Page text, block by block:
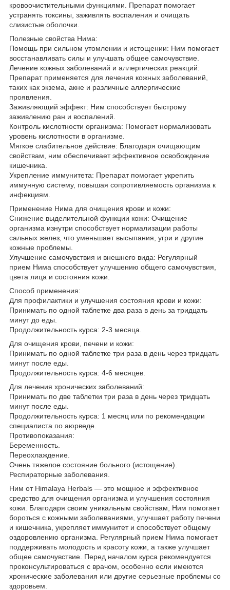
кровоочистительными функциями. Препарат помогает
устранять токсины, заживлять воспаления и очищать
слизистые оболочки.
Полезные свойства Нима:
Помощь при сильном утомлении и истощении: Ним помогает
восстанавливать силы и улучшать общее самочувствие.
Лечение кожных заболеваний и аллергических реакций:
Препарат применяется для лечения кожных заболеваний,
таких как экзема, акне и различные аллергические
проявления.
Заживляющий эффект: Ним способствует быстрому
заживлению ран и воспалений.
Контроль кислотности организма: Помогает нормализовать
уровень кислотности в организме.
Мягкое слабительное действие: Благодаря очищающим
свойствам, ним обеспечивает эффективное освобождение
кишечника.
Укрепление иммунитета: Препарат помогает укрепить
иммунную систему, повышая сопротивляемость организма к
инфекциям.
Применение Нима для очищения крови и кожи:
Снижение выделительной функции кожи: Очищение
организма изнутри способствует нормализации работы
сальных желез, что уменьшает высыпания, угри и другие
кожные проблемы.
Улучшение самочувствия и внешнего вида: Регулярный
прием Нима способствует улучшению общего самочувствия,
цвета лица и состояния кожи.
Способ применения:
Для профилактики и улучшения состояния крови и кожи:
Принимать по одной таблетке два раза в день за тридцать
минут до еды.
Продолжительность курса: 2-3 месяца.
Для очищения крови, печени и кожи:
Принимать по одной таблетке три раза в день через тридцать
минут после еды.
Продолжительность курса: 4-6 месяцев.
Для лечения хронических заболеваний:
Принимать по две таблетки три раза в день через тридцать
минут после еды.
Продолжительность курса: 1 месяц или по рекомендации
специалиста по аюрведе.
Противопоказания:
Беременность.
Переохлаждение.
Очень тяжелое состояние больного (истощение).
Респираторные заболевания.
Ним от Himalaya Herbals — это мощное и эффективное
средство для очищения организма и улучшения состояния
кожи. Благодаря своим уникальным свойствам, Ним помогает
бороться с кожными заболеваниями, улучшает работу печени
и кишечника, укрепляет иммунитет и способствует общему
оздоровлению организма. Регулярный прием Нима помогает
поддерживать молодость и красоту кожи, а также улучшает
общее самочувствие. Перед началом курса рекомендуется
проконсультироваться с врачом, особенно если имеются
хронические заболевания или другие серьезные проблемы со
здоровьем.